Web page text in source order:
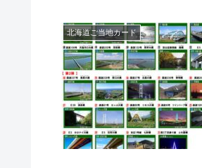
北海道ご当地カード